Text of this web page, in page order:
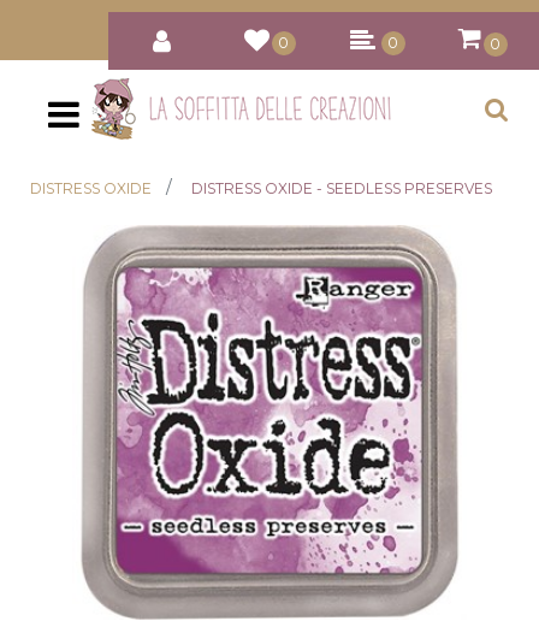
0 0 0
Open
DISTRESS OXIDE DISTRESS OXIDE - SEEDLESS PRESERVES